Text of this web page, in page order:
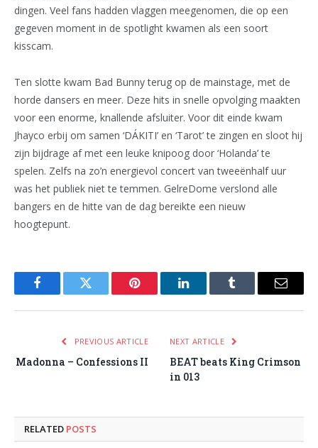
dingen. Veel fans hadden vlaggen meegenomen, die op een
gegeven moment in de spotlight kwamen als een soort
kisscam.
Ten slotte kwam Bad Bunny terug op de mainstage, met de
horde dansers en meer. Deze hits in snelle opvolging maakten
voor een enorme, knallende afsluiter. Voor dit einde kwam
Jhayco erbij om samen ‘DÁKITI’ en ‘Tarot’ te zingen en sloot hij
zijn bijdrage af met een leuke knipoog door ‘Holanda’ te
spelen. Zelfs na zo’n energievol concert van tweeënhalf uur
was het publiek niet te temmen. GelreDome verslond alle
bangers en de hitte van de dag bereikte een nieuw
hoogtepunt.
FacebookTwitter Pinterest LinkedInTumblr Email
PREVIOUS ARTICLE
Madonna – Confessions II
NEXT ARTICLE
BEAT beats King Crimson
in 013
RELATED POSTS